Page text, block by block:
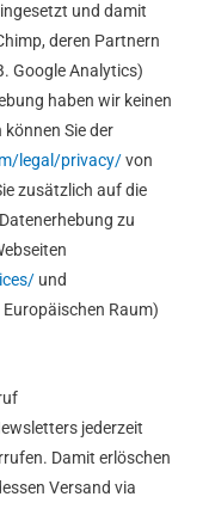
und damit
deren Partnern
Google Analytics)
haben wir keinen
Sie der
legal/privacy/von
zusätzlich auf die
zu
und
Raum)
jederzeit
Damit erlöschen
Versand via